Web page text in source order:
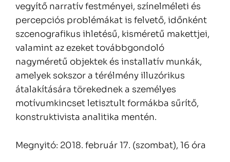
vegyítő narratív festményei, színelméleti és
percepciós problémákat is felvető, időnként
szcenografikus ihletésű, kisméretű makettjei,
valamint az ezeket továbbgondoló
nagyméretű objektek és installatív munkák,
amelyek sokszor a térélmény illuzórikus
átalakítására törekednek a személyes
motívumkincset letisztult formákba sűrítő,
konstruktivista analitika mentén.
Megnyitó: 2018. február 17. (szombat), 16 óra